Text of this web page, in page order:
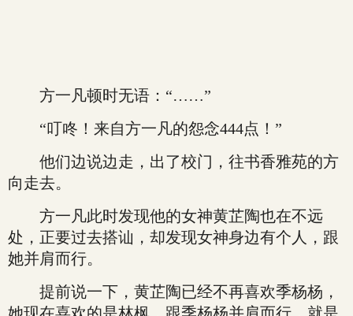
方一凡顿时无语：“……”
“叮咚！来自方一凡的怨念444点！”
他们边说边走，出了校门，往书香雅苑的方
向走去。
方一凡此时发现他的女神黄芷陶也在不远
处，正要过去搭讪，却发现女神身边有个人，跟
她并肩而行。
提前说一下，黄芷陶已经不再喜欢季杨杨，